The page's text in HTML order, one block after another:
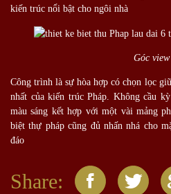
kiến trúc nổi bật cho ngôi nhà
Góc
Công trình là sự hòa hợp có chọn lọc
nhất của kiến trúc Pháp. Không cầu
màu sáng kết hợp với một vài mảng
biệt thự pháp cũng đủ nhấn nhá cho
đáo
Share: